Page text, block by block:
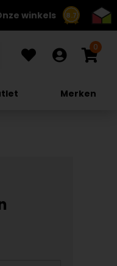
8.7
winkels
0
Merken